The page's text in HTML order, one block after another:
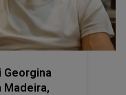
Georgina
Madeira,